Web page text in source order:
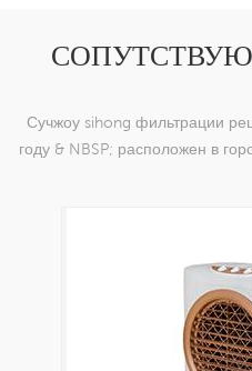
Сучжоу sihong фильтрации
году & NBSP; расположен в